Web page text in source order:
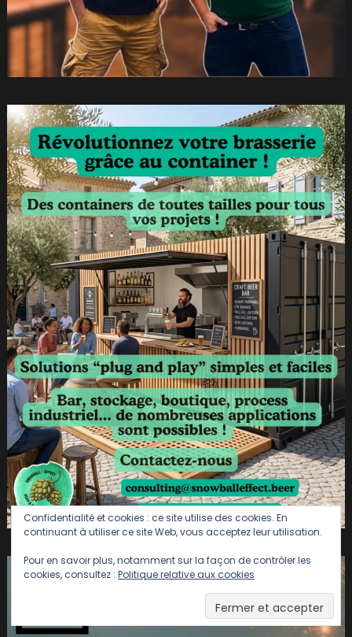
Confidentialité et cookies : ce site utilise des cookies. En
continuant à utiliser ce site Web, vous acceptez leur utilisation.
Pour en savoir plus, notamment sur la façon de contrôler les
cookies, consultez : Politique relative aux cookies